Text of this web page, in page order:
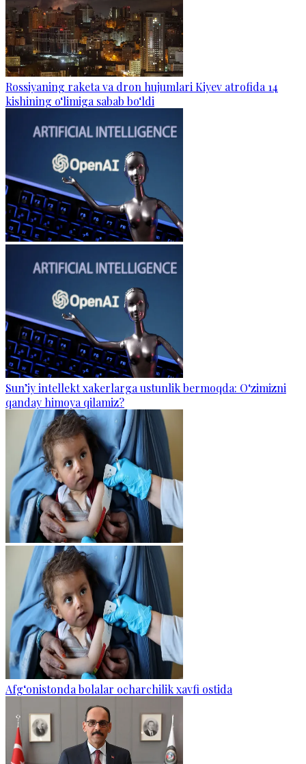
Rossiyaning raketa va dron hujumlari Kiyev atrofida 14
kishining o‘limiga sabab bo‘ldi
Sun’iy intellekt xakerlarga ustunlik bermoqda: O‘zimizni
qanday himoya qilamiz?
Afg‘onistonda bolalar ocharchilik xavfi ostida